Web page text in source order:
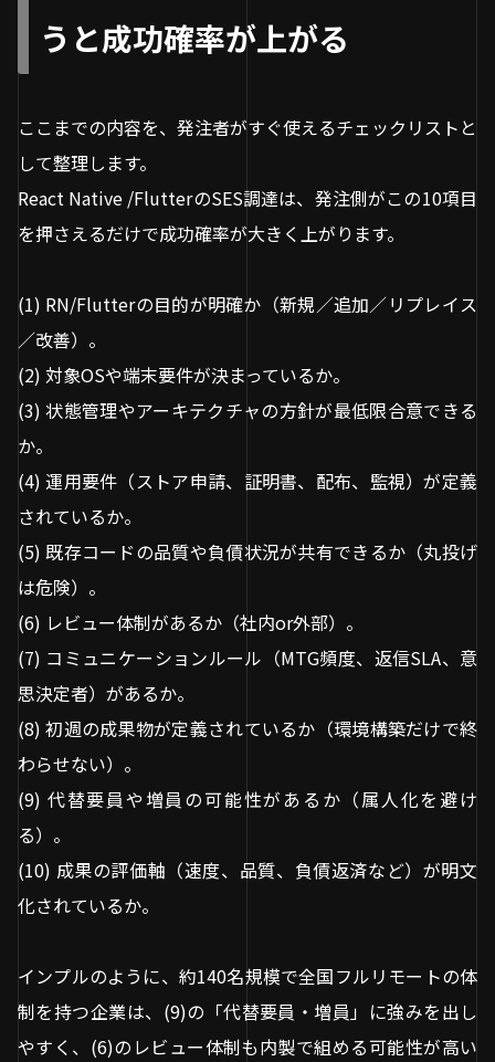
うと成功確率が上がる
ここまでの内容を、発注者がすぐ使えるチェックリストと
して整理します。
React Native /FlutterのSES調達は、発注側がこの10項目
を押さえるだけで成功確率が大きく上がります。
(1) RN/Flutterの目的が明確か（新規／追加／リプレイス
／改善）。
(2) 対象OSや端末要件が決まっているか。
(3) 状態管理やアーキテクチャの方針が最低限合意できる
か。
(4) 運用要件（ストア申請、証明書、配布、監視）が定義
されているか。
(5) 既存コードの品質や負債状況が共有できるか（丸投げ
は危険）。
(6) レビュー体制があるか（社内or外部）。
(7) コミュニケーションルール（MTG頻度、返信SLA、意
思決定者）があるか。
(8) 初週の成果物が定義されているか（環境構築だけで終
わらせない）。
(9) 代替要員や増員の可能性があるか（属人化を避け
る）。
(10) 成果の評価軸（速度、品質、負債返済など）が明文
化されているか。
インプルのように、約140名規模で全国フルリモートの体
制を持つ企業は、(9)の「代替要員・増員」に強みを出し
やすく、(6)のレビュー体制も内製で組める可能性が高い